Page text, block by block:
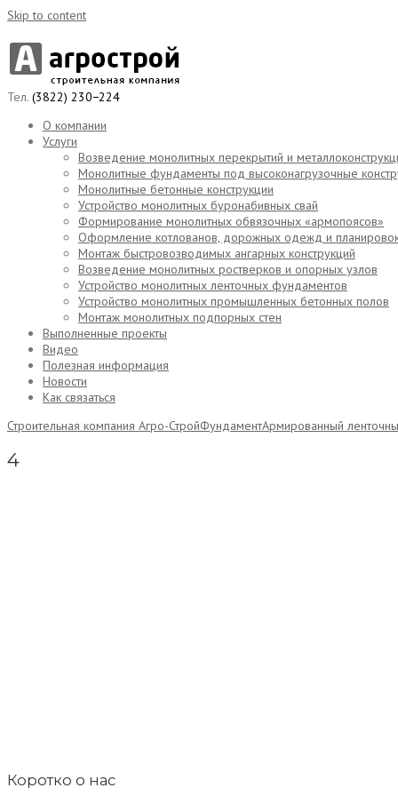
Skip to content
Тел. (3822) 230−224
О компании
Услуги
Возведение монолитных перекрытий и
Монолитные фундаменты под высоконагрузочные
Монолитные бетонные конструкции
Устройство монолитных буронабивных свай
Формирование монолитных обвязочных «армопоясов»
Оформление котлованов, дорожных одежд и
Монтаж быстровозводимых ангарных конструкций
Возведение монолитных ростверков и опорных узлов
Устройство монолитных ленточных фундаментов
Устройство монолитных промышленных бетонных полов
Монтаж монолитных подпорных стен
Выполненные проекты
Видео
Полезная информация
Новости
Как связаться
Строительная компания Агро-СтройФундаментАрмированный
4
Коротко о нас